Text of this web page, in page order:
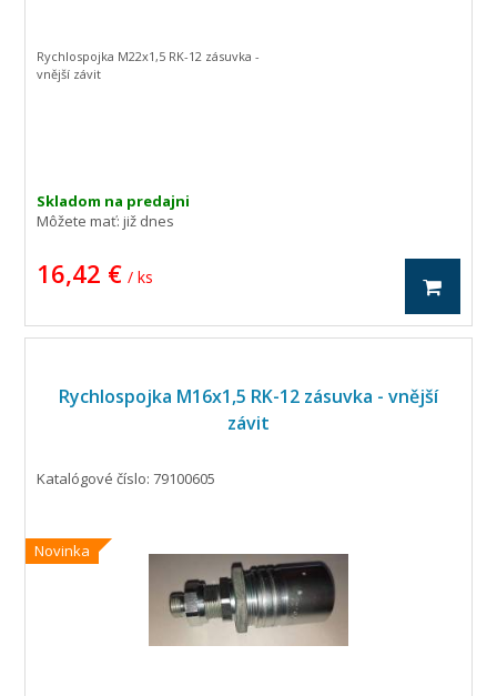
Skladom na predajni
Môžete mať:již dnes
16,42 € / ks
Rychlospojka M22x1,5 RK-12 zásuvka -
vnější závit
Rychlospojka M16x1,5 RK-12 zásuvka - vnější
závit
Novinka
Katalógové číslo: 79100605